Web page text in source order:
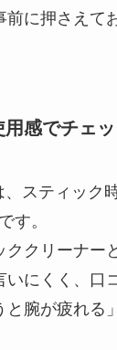
前に押さえて
感でチェ
スティック
す。
ククリーナー
いにくく、口
と腕が疲れる